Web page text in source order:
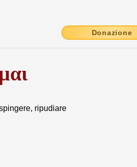
Donazione
ripudiare